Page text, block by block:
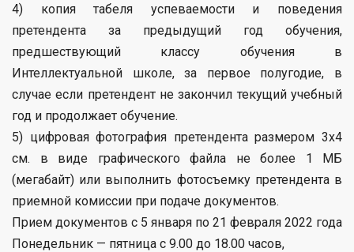
4) копия табеля успеваемости и поведения
претендента за предыдущий год обучения,
предшествующий классу обучения в
Интеллектуальной школе, за первое полугодие, в
случае если претендент не закончил текущий учебный
год и продолжает обучение.
5) цифровая фотография претендента размером 3х4
см. в виде графического файла не более 1 МБ
(мегабайт) или выполнить фотосъемку претендента в
приемной комиссии при подаче документов.
Прием документов с 5 января по 21 февраля 2022 года
Понедельник — пятница с 9.00 до 18.00 часов,